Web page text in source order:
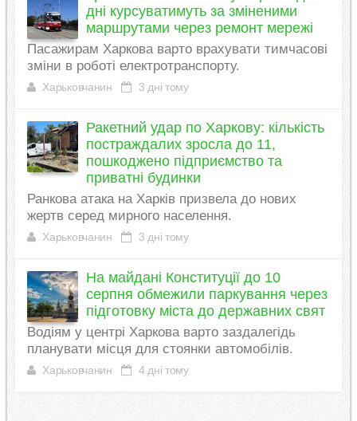
дні курсуватимуть за зміненими
маршрутами через ремонт мережі
Пасажирам Харкова варто врахувати тимчасові
зміни в роботі електротранспорту.
Харьковчанин 3 дні тому
Ракетний удар по Харкову: кількість
постраждалих зросла до 11,
пошкоджено підприємство та
приватні будинки
Ранкова атака на Харків призвела до нових
жертв серед мирного населення.
Харьковчанин 3 дні тому
На майдані Конституції до 10
серпня обмежили паркування через
підготовку міста до державних свят
Водіям у центрі Харкова варто заздалегідь
планувати місця для стоянки автомобілів.
Харьковчанин 4 дні тому